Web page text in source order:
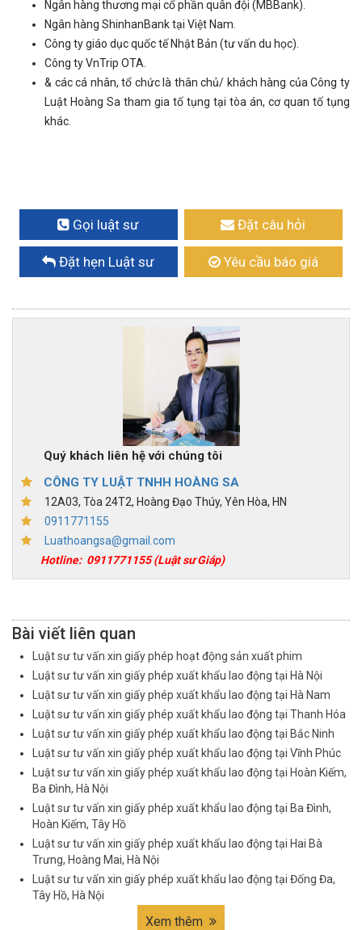
Ngân hàng thương mại cổ phần quân đội (MBBank).
Ngân hàng ShinhanBank tại Việt Nam.
Công ty giáo dục quốc tế Nhật Bản (tư vấn du học).
Công ty VnTrip OTA.
& các cá nhân, tổ chức là thân chủ/ khách hàng của Công ty
Luật Hoàng Sa tham gia tố tụng tại tòa án, cơ quan tố tụng
khác.
Gọi luật sư Đặt câu hỏi
Đặt hẹn Luật sư Yêu cầu báo giá
Quý khách liên hệ với chúng tôi
CÔNG TY LUẬT TNHH HOÀNG SA
12A03, Tòa 24T2, Hoàng Đạo Thúy, Yên Hòa, HN
0911771155
Luathoangsa@gmail.com
Hotline: 0911771155(Luật sư Giáp)
Bài viết liên quan
Luật sư tư vấn xin giấy phép hoạt động sản xuất phim
Luật sư tư vấn xin giấy phép xuất khẩu lao động tại Hà Nội
Luật sư tư vấn xin giấy phép xuất khẩu lao động tại Hà Nam
Luật sư tư vấn xin giấy phép xuất khẩu lao động tại Thanh Hóa
Luật sư tư vấn xin giấy phép xuất khẩu lao động tại Bắc Ninh
Luật sư tư vấn xin giấy phép xuất khẩu lao động tại Vĩnh Phúc
Luật sư tư vấn xin giấy phép xuất khẩu lao động tại Hoàn Kiếm,
Ba Đình, Hà Nội
Luật sư tư vấn xin giấy phép xuất khẩu lao động tại Ba Đình,
Hoàn Kiếm, Tây Hồ
Luật sư tư vấn xin giấy phép xuất khẩu lao động tại Hai Bà
Trưng, Hoàng Mai, Hà Nội
Luật sư tư vấn xin giấy phép xuất khẩu lao động tại Đống Đa,
Tây Hồ, Hà Nội
Xem thêm